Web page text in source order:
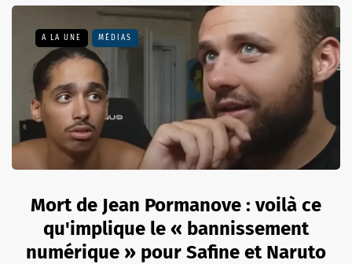
A LA UNE MÉDIAS
Mort de Jean Pormanove : voilà ce
qu'implique le « bannissement
numérique » pour Safine et Naruto